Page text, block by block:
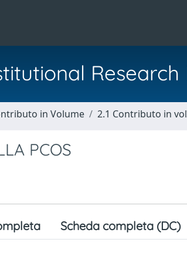
in Volume 2.1 Contributo in
PCOS
Scheda completa (DC)